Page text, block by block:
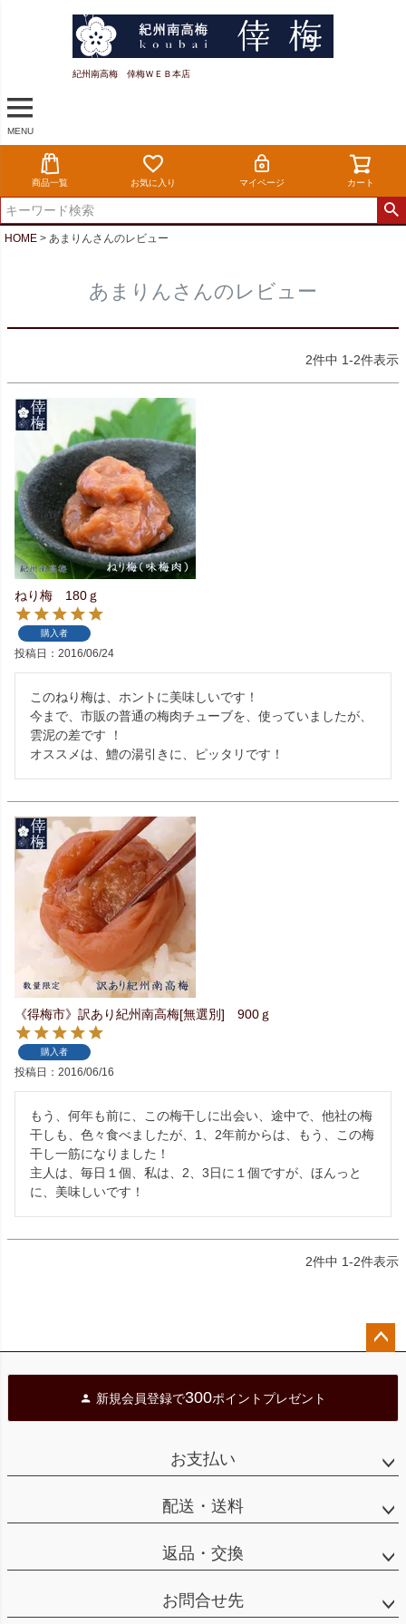
紀州南高梅 倖梅ＷＥＢ本店
MENU
商品一覧 お気に入り マイページ カート
HOME あまりんさんのレビュー
あまりんさんのレビュー
2件中 1-2件表示
ねり梅 180ｇ
購入者
投稿日 2016/06/24
このねり梅は、ホントに美味しいです！
今まで、市販の普通の梅肉チューブを、使っていましたが、
雲泥の差です ！
《得梅市》訳あり紀州南高梅[無選別] 900ｇ
購入者
投稿日 2016/06/16
もう、何年も前に、この梅干しに出会い、途中で、他社の梅
干しも、色々食べましたが、1、2年前からは、もう、この梅
干し一筋になりました！
主人は、毎日１個、私は、2、3日に１個ですが、ほんっと
に、美味しいです！
2件中 1-2件表示
へ
新規会員登録で300ポイントプレゼント
お支払い
配送・送料
返品・交換
お問合せ先